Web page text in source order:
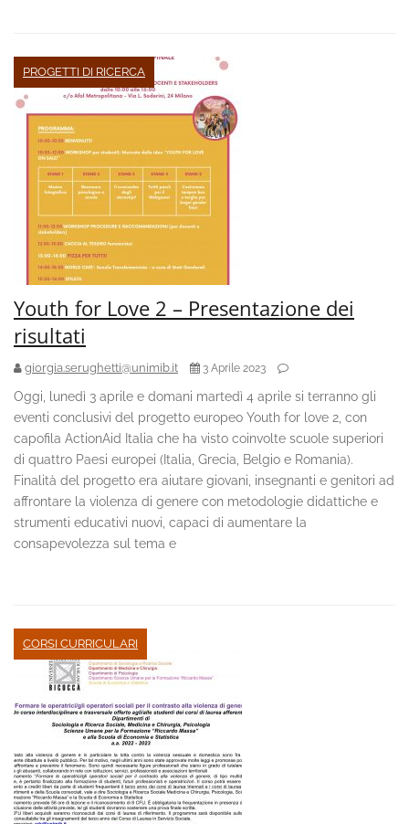
PROGETTI DI RICERCA
Youth for Love 2 – Presentazione dei
risultati
giorgia.serughetti@unimib.it 3 Aprile 2023
Oggi, lunedì 3 aprile e domani martedì 4 aprile si terranno gli
eventi conclusivi del progetto europeo Youth for love 2, con
capofila ActionAid Italia che ha visto coinvolte scuole superiori
di quattro Paesi europei (Italia, Grecia, Belgio e Romania).
Finalità del progetto era aiutare giovani, insegnanti e genitori ad
affrontare la violenza di genere con metodologie didattiche e
strumenti educativi nuovi, capaci di aumentare la
consapevolezza sul tema e
CORSI CURRICULARI